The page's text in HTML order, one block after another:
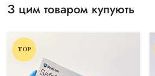
З цим товаром купують
TOP